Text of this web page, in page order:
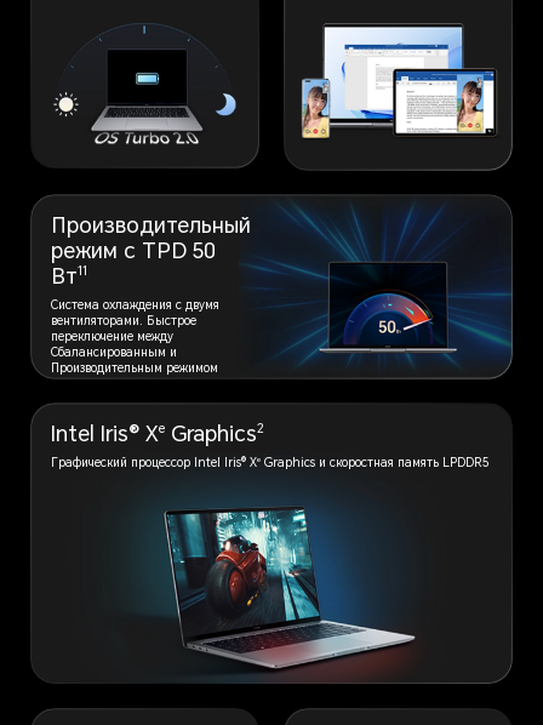
Производительный
режим с TPD 50
Вт11
Система охлаждения с двумя
вентиляторами. Быстрое
переключение между
Сбалансированным и
Производительным режимом
Intel Iris® Xe Graphics2
Графический процессор Intel Iris® Xe Graphics и скоростная память LPDDR5